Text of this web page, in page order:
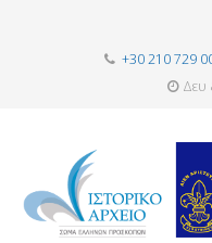
+30 210 729
Δευ